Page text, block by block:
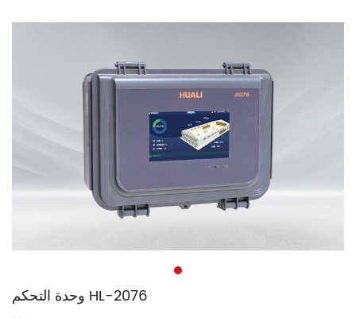
وحدة التحكم HL-2076